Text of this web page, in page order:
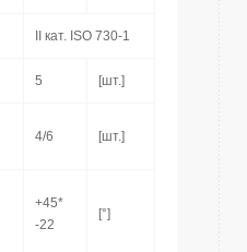
II кат. ISO 730-1
5 [шт.]
4/6 [шт.]
+45*
-22
[°]